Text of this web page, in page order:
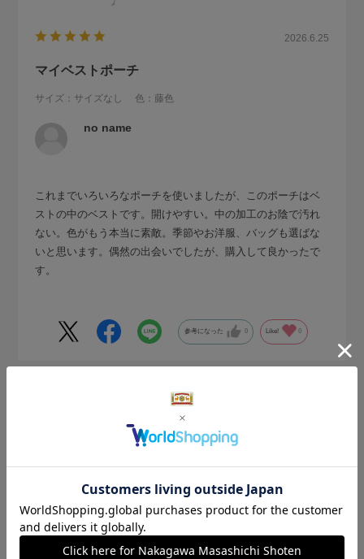
2026.6.25
マイベストポーチ
サイズ：サイズなし 色：藤色
no name
これまでいろいろなポーチを使いましたが、このポーチはベ
ストの中のベストです。開けやすい。中の加工のお陰で汚れ
ない。色がもう本当に素敵。季節やお洋服、バッグも選ばな
いと思います。偶然の出会いでしたが、購入して良かったで
す。
参考になった 0 Like! 0
思ったより大きかったが。。。